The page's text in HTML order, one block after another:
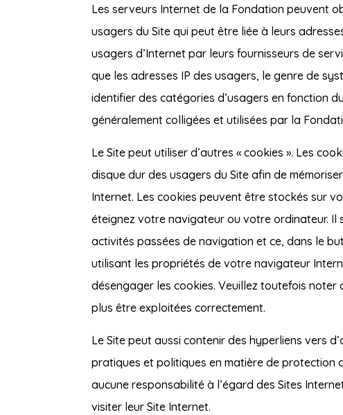
Les serveurs Internet de la Fondation peuvent
usagers du Site qui peut être liée à leurs
usagers d’Internet par leurs fournisseurs de
que les adresses IP des usagers, le genre de
identifier des catégories d’usagers en fonction
généralement colligées et utilisées par la
Le Site peut utiliser d’autres « cookies ». Les
disque dur des usagers du Site afin de
Internet. Les cookies peuvent être stockés sur
éteignez votre navigateur ou votre ordinateur. Il
activités passées de navigation et ce, dans le
utilisant les propriétés de votre navigateur
désengager les cookies. Veuillez toutefois noter
plus être exploitées correctement.
Le Site peut aussi contenir des hyperliens vers
pratiques et politiques en matière de protection
aucune responsabilité à l’égard des Sites
visiter leur Site Internet.